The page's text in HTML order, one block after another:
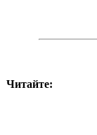
Читайте: